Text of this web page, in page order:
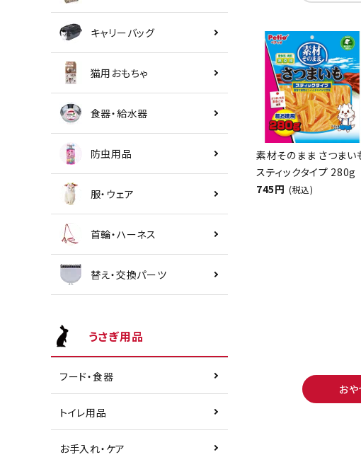
キャリーバッグ
猫用おもちゃ
食器・給水器
防虫用品
服・ウェア
首輪・ハーネス
替え・交換パーツ
うさぎ用品
フード・食器
トイレ用品
お手入れ・ケア
素材そのまま さつまい
スティックタイプ 280g
745円 (税込)
おや